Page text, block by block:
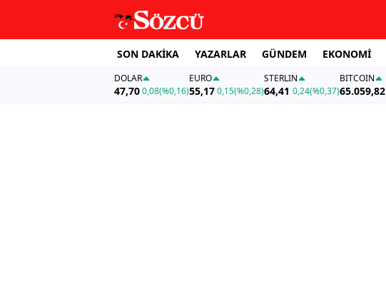
SON DAKİKA YAZARLAR GÜNDEM EKONOMİ
DOLAR
47,700,08(%0,16)
EURO
55,17 0,15(%0,28)
STERLIN
64,41 0,24(%0,37)
BITCOIN
65.059,82